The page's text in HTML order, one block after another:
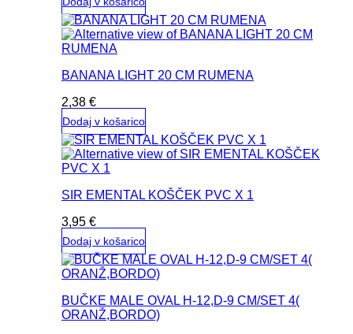
BANANA LIGHT 20 CM RUMENA
2,38 €
Dodaj v košarico
SIR EMENTAL KOŠČEK PVC X 1
3,95 €
Dodaj v košarico
BUČKE MALE OVAL H-12,D-9 CM/SET 4(
ORANŽ,BORDO)